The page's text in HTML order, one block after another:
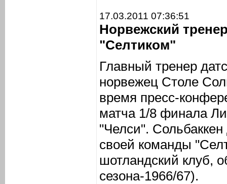
17.03.2011 07:36:51
Норвежский
"Селтиком"
Главный тренер
норвежец Столе
время пресс-
матча 1/8 финала
"Челси".
своей команды
шотландский клуб,
сезона-1966/67).